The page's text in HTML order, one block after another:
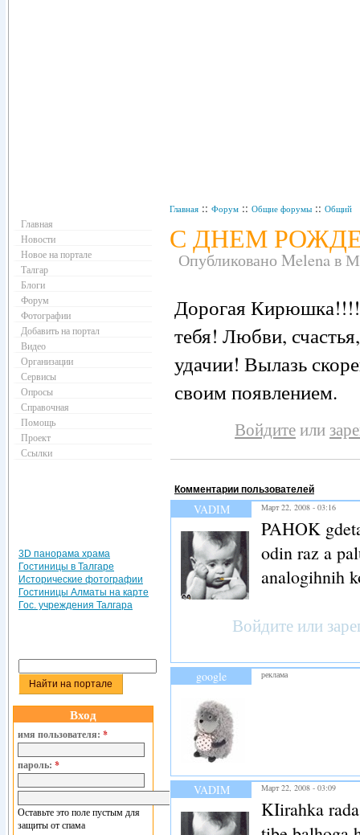
Главная :: Форум :: Общие форумы :: Общий
С ДНЕМ
Опубликовано Melena в
Дорогая Кирюшка!!!!
тебя! Любви,
удачии! Вылазь
своим появлением.
Войдитеили
Комментарии пользователей
VADIM Март 22, 2008 - 03:16
PAHOK
odin raz a
analogihnih
Войдите или
google реклама
VADIM Март 22, 2008 - 03:09
KIirahka
Главная
Новости
Новое на портале
Талгар
Блоги
Форум
Фотографии
Добавить на портал
Видео
Организации
Сервисы
Опросы
Справочная
Помощь
Проект
Ссылки
3D панорама храма
Гостиницы в Талгаре
Исторические фотографии
Гостиницы Алматы на карте
Гос. учреждения Талгара
Вход
имя пользователя: *
пароль: *
Оставьте это поле пустым для
защиты от спама